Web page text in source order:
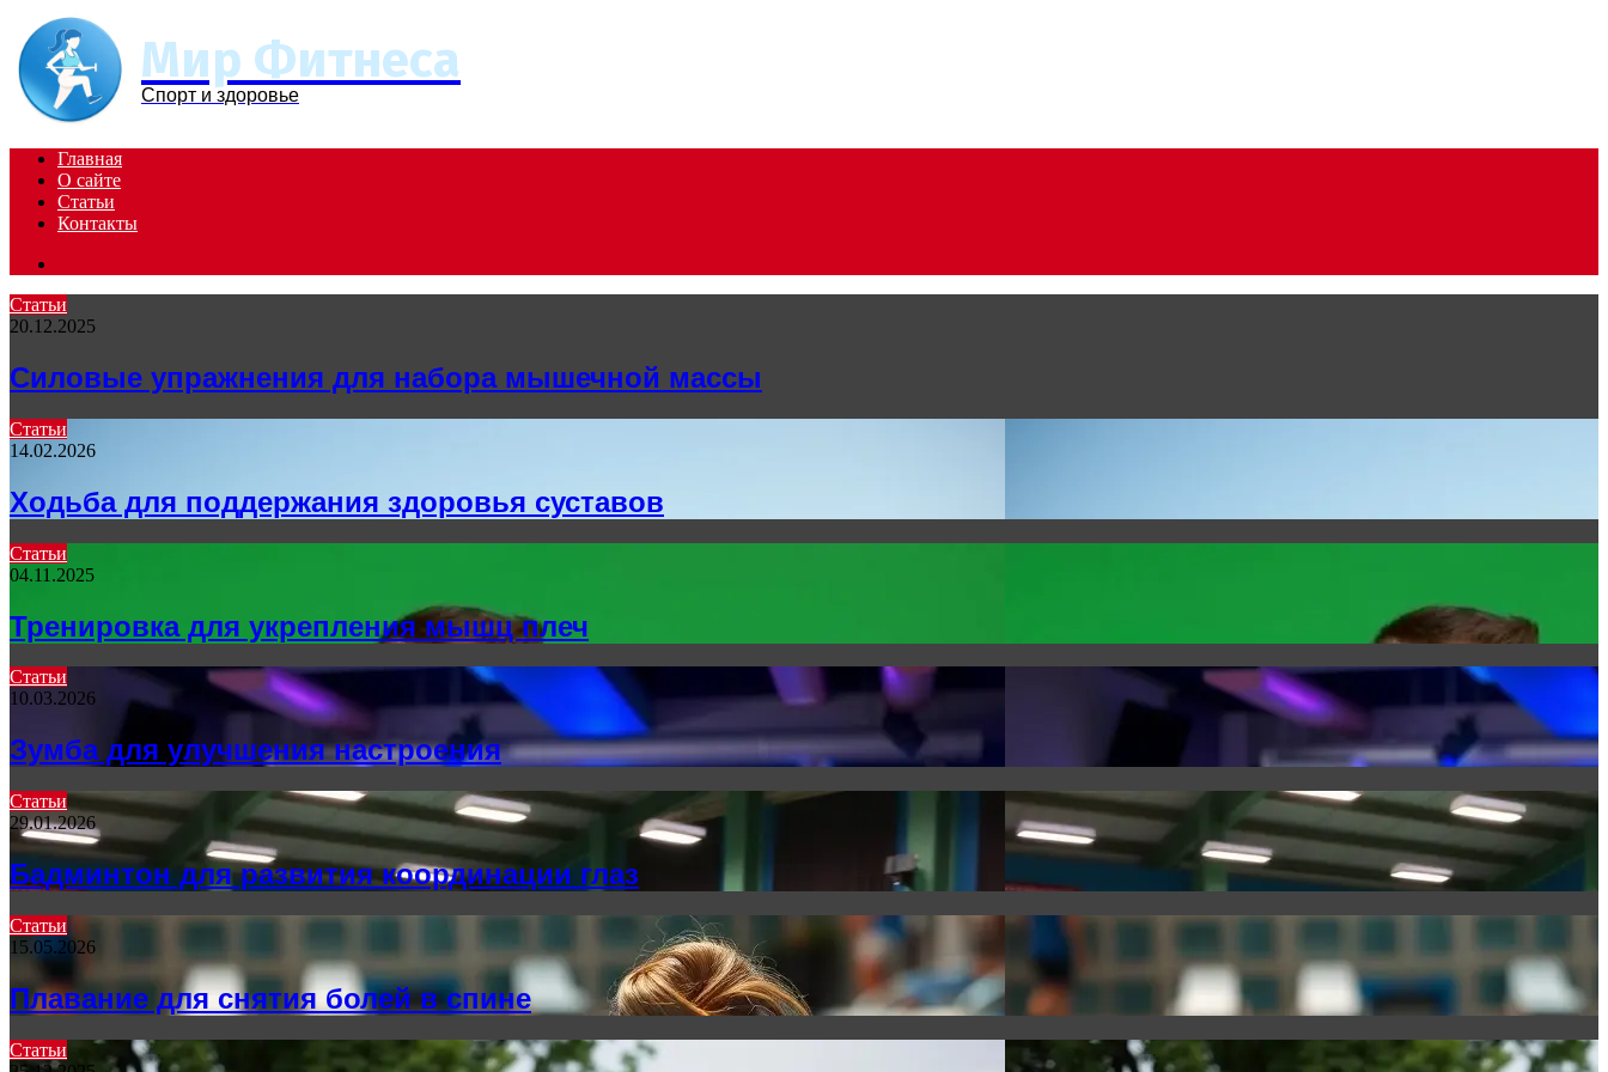
Menu
Мир Фитнеса
Спорт и здоровье
Главная
О сайте
Статьи
Контакты
Статьи
20.12.2025
Силовые упражнения для набора мышечной массы
Статьи
14.02.2026
Ходьба для поддержания здоровья суставов
Статьи
04.11.2025
Тренировка для укрепления мышц плеч
Статьи
10.03.2026
Зумба для улучшения настроения
Статьи
29.01.2026
Бадминтон для развития координации глаз
Статьи
15.05.2026
Плавание для снятия болей в спине
Статьи